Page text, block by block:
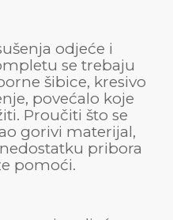
odjeće i
se trebaju
šibice, kresivo
povećalo koje
Proučiti što se
gorivi materijal,
pribora
pomoći.